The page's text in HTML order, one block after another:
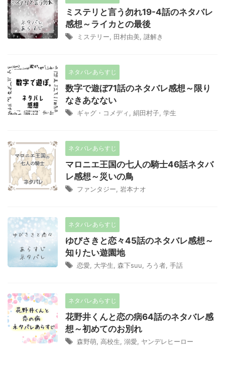
ミステリと言う勿れ19-4話のネタバレ
感想～ライカとの最後
ミステリー 田村由美 謎解き
ネタバレあらすじ
数字で遊ぼ71話のネタバレ感想～限り
なきあなない
ギャグ・コメディ 絹田村子 学生
ネタバレあらすじ
マロニエ王国の七人の騎士46話ネタバ
レ感想～災いの鳥
ファンタジー 岩本ナオ
ネタバレあらすじ
ゆびさきと恋々45話のネタバレ感想～
知りたい遊園地
恋愛 大学生 森下suu ろう者 手話
ネタバレあらすじ
花野井くんと恋の病64話のネタバレ感
想～初めてのお別れ
森野萌 高校生 溺愛 ヤンデレヒーロー